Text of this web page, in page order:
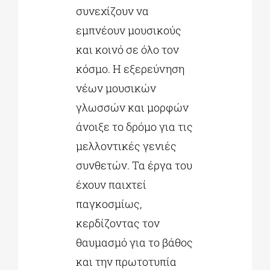
συνεχίζουν να
εμπνέουν μουσικούς
και κοινό σε όλο τον
κόσμο. Η εξερεύνηση
νέων μουσικών
γλωσσών και μορφών
άνοιξε το δρόμο για τις
μελλοντικές γενιές
συνθετών. Τα έργα του
έχουν παιχτεί
παγκοσμίως,
κερδίζοντας τον
θαυμασμό για το βάθος
και την πρωτοτυπία